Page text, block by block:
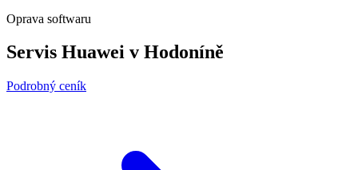
Oprava softwaru
Servis Huawei v Hodoníně
Podrobný ceník